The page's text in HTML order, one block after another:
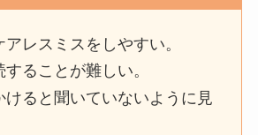
レスミスをしやすい。
ることが難しい。
けると聞いていないように見